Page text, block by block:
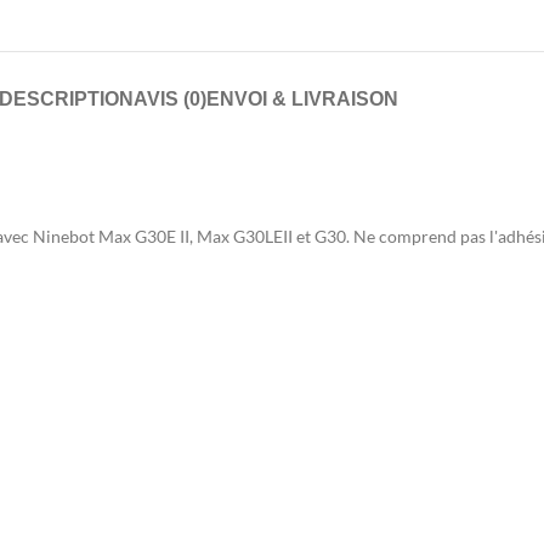
AVIS (0)ENVOI & LIVRAISON
Ninebot Max G30E II, Max G30LEII et G30. Ne comprend pas